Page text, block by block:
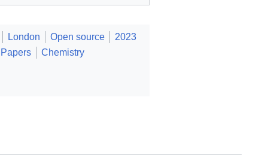
London Open source
2023
Papers
Chemistry